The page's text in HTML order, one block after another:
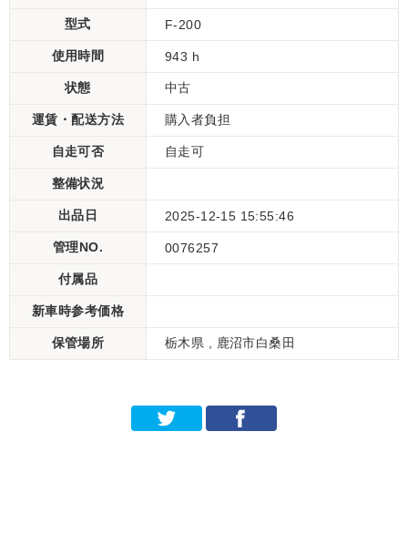
型式 F-200
使用時間 943 h
状態 中古
運賃・配送方法 購入者負担
自走可否 自走可
整備状況
出品日 2025-12-15 15:55:46
管理NO. 0076257
付属品
新車時参考価格
保管場所 栃木県 , 鹿沼市白桑田